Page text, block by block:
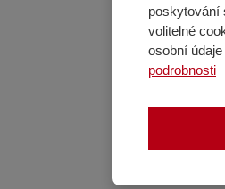
poskytování
volitelné
osobní
podrobnosti